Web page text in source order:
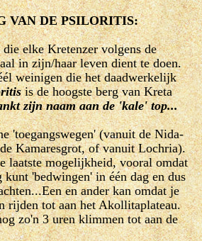
VAN DE PSILORITIS:
elke Kretenzer volgens de
in zijn/haar leven dient te doen.
weinigen die het daadwerkelijk
is de hoogste berg van Kreta
zijn naam aan de 'kale' top...
'toegangswegen' (vanuit de Nida-
Kamaresgrot, of vanuit Lochria).
laatste mogelijkheid, vooral omdat
kunt 'bedwingen' in één dag en dus
en ander kan omdat je
rijden tot aan het Akollitaplateau.
zo'n 3 uren klimmen tot aan de